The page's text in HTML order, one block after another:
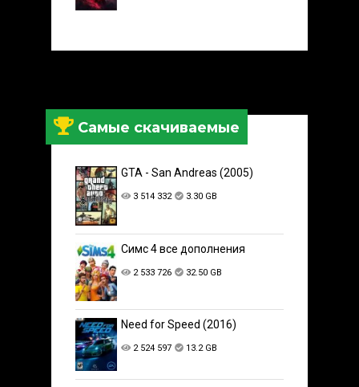
Самые скачиваемые
GTA - San Andreas (2005)
3 514 332 3.30 GB
Симс 4 все дополнения
2 533 726 32.50 GB
Need for Speed (2016)
2 524 597 13.2 GB